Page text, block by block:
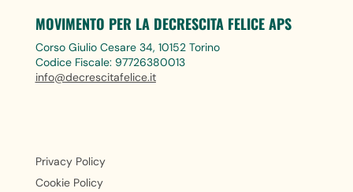
MOVIMENTO PER LA DECRESCITA FELICE APS
Corso Giulio Cesare 34, 10152 Torino
Codice Fiscale: 97726380013
info@decrescitafelice.it
Privacy Policy
Cookie Policy